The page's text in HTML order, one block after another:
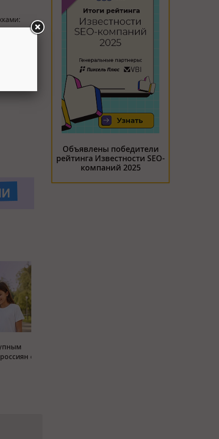
с
Объявлены победители
рейтинга Известности SEO-
компаний 2025